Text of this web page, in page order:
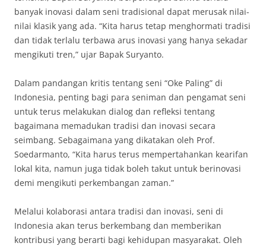
banyak inovasi dalam seni tradisional dapat merusak nilai-
nilai klasik yang ada. “Kita harus tetap menghormati tradisi
dan tidak terlalu terbawa arus inovasi yang hanya sekadar
mengikuti tren,” ujar Bapak Suryanto.
Dalam pandangan kritis tentang seni “Oke Paling” di
Indonesia, penting bagi para seniman dan pengamat seni
untuk terus melakukan dialog dan refleksi tentang
bagaimana memadukan tradisi dan inovasi secara
seimbang. Sebagaimana yang dikatakan oleh Prof.
Soedarmanto, “Kita harus terus mempertahankan kearifan
lokal kita, namun juga tidak boleh takut untuk berinovasi
demi mengikuti perkembangan zaman.”
Melalui kolaborasi antara tradisi dan inovasi, seni di
Indonesia akan terus berkembang dan memberikan
kontribusi yang berarti bagi kehidupan masyarakat. Oleh